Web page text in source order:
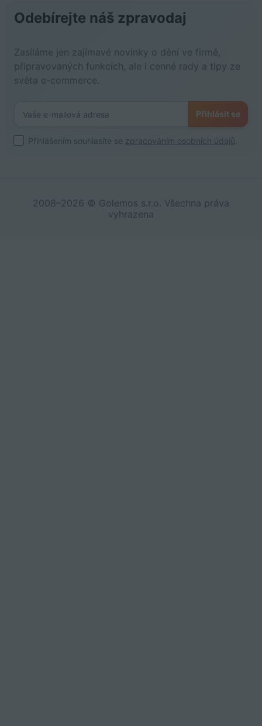
Odebírejte náš zpravodaj
Zasíláme jen zajímavé novinky o dění ve firmě,
připravovaných funkcích, ale i cenné rady a tipy ze
světa e-commerce.
Přihlásit se
Přihlášením souhlasíte se zpracováním osobních údajů
2008–2026 © Golemos s.r.o. Všechna práva
vyhrazena